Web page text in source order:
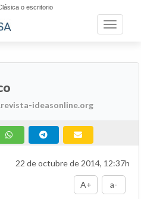
o escritorio
Toggle
ideasonline.org
22 de octubre de 2014, 12:37h
A+ a-